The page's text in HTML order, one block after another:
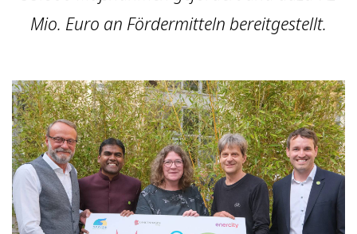
Mio. Euro an Fördermitteln bereitgestellt.